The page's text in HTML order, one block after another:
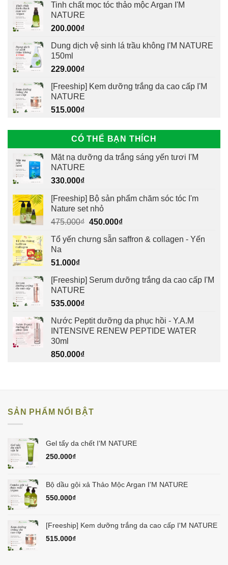
Tinh chất mọc tóc thảo mộc Argan I'M
NATURE
200.000₫
Dung dịch vệ sinh lá trầu không I'M NATURE
150ml
229.000₫
[Freeship] Kem dưỡng trắng da cao cấp I'M
NATURE
515.000₫
CÓ THỂ BẠN THÍCH
Mặt nạ dưỡng da trắng sáng yến tươi I'M
NATURE
330.000₫
[Freeship] Bộ sản phẩm chăm sóc tóc I'm
Nature set nhỏ
475.000₫ Giá
là:
450.000₫Giá
tại
Tổ yến chưng sẵn saffron & collagen - Yến
Na
51.000₫
[Freeship] Serum dưỡng trắng da cao cấp I'M
NATURE
535.000₫
Nước Peptit dưỡng da phục hồi - Y.A.M
INTENSIVE RENEW PEPTIDE WATER
30ml
850.000₫
SẢN PHẨM NỔI BẬT
Gel tẩy da chết I'M NATURE
250.000₫
Bộ dầu gội xả Thảo Mộc Argan I'M NATURE
550.000₫
[Freeship] Kem dưỡng trắng da cao cấp I'M NATURE
515.000₫